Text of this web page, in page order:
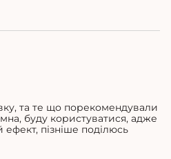
та те що порекомендували
буду користуватися, адже
пізніше поділюсь